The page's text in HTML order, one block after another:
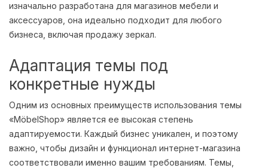
изначально разработана для магазинов мебели и
аксессуаров, она идеально подходит для любого
бизнеса, включая продажу зеркал.
Адаптация темы под
конкретные нужды
Одним из основных преимуществ использования темы
«MöbelShop» является ее высокая степень
адаптируемости. Каждый бизнес уникален, и поэтому
важно, чтобы дизайн и функционал интернет-магазина
соответствовали именно вашим требованиям. Темы,